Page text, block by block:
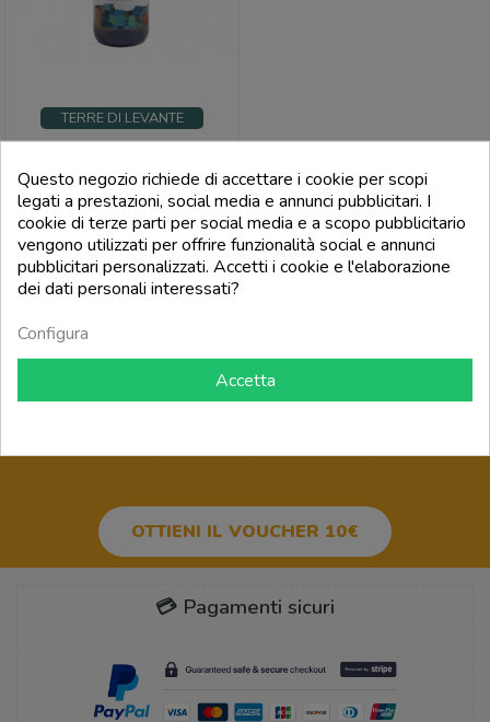
TERRE DI LEVANTE
Creuza De Ma Frizzante - Terre Di
Prezzo
12,00 €
add_shopping_cart
BUONO SCONTO 10€PER IL
TUO PRIMO ORDINE!
OTTIENI IL VOUCHER 10€
💳 Pagamenti sicuri
Questo negozio richiede di accettare i cookie per scopi
legati a prestazioni, social media e annunci pubblicitari. I
cookie di terze parti per social media e a scopo pubblicitario
vengono utilizzati per offrire funzionalità social e annunci
pubblicitari personalizzati. Accetti i cookie e l'elaborazione
dei dati personali interessati?
Configura
Accetta